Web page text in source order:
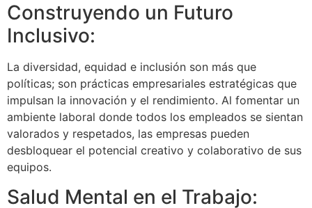
Construyendo un Futuro
Inclusivo:
La diversidad, equidad e inclusión son más que
políticas; son prácticas empresariales estratégicas que
impulsan la innovación y el rendimiento. Al fomentar un
ambiente laboral donde todos los empleados se sientan
valorados y respetados, las empresas pueden
desbloquear el potencial creativo y colaborativo de sus
equipos.
Salud Mental en el Trabajo: